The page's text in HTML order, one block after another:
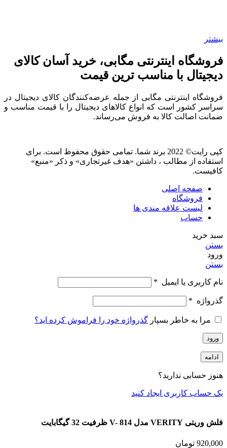
بیشتر
فروشگاه اینترنتی مگابی، خرید آسان کالای
دیجیتال با مناسب ترین قیمت
فروشگاه اینترنتی مگابی از جمله عرضه‌کنندگان کالای دیجیتال در
سراسر کشور است که انواع کالاهای دیجیتال را با قیمت مناسب و
ضمانت اصالت کالا به فروش می‌رساند.
کپی رایت© 2022 برند شما. تمامی حقوق محفوظ است. برای
استفاده از مطالب ، داشتن «هدف غیرتجاری» و ذکر «منبع»
کافیست.
صفحه اصلی
فروشگاه
لیست علاقه مندی ها
حساب
سبد خرید
بستن
ورود
بستن
نام کاربری یا ایمیل *
گذرواژه *
مرا به خاطر بسپار گذرواژه خود را فراموش کرده اید؟
ورود
ادامه
هنوز حسابی ندارید؟
یک حساب کاربری ایجاد کنید
فلش وریتی VERITY مدل V- 814 ظرفیت 32 گیگابایت
920,000 تومان